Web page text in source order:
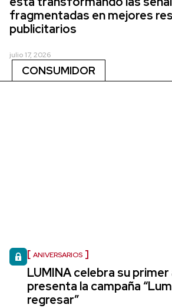
fragmentadas en mejores
publicitarios
julio 17, 2026
CONSUMIDOR
ANIVERSARIOS
LUMINA celebra su
presenta la campaña
regresar”